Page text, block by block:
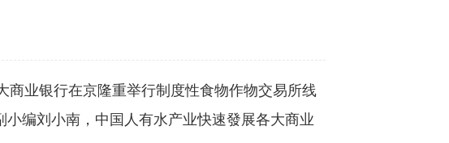
业银行在京隆重举行制度性食物作物交易所线
编刘小南，中国人有水产业快速發展各大商业